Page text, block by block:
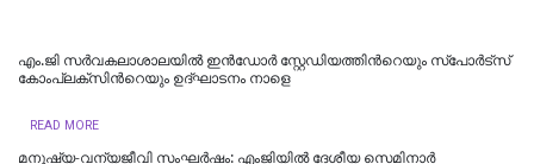
എം.ജി സർവകലാശാലയിൽ ഇൻഡോർ സ്റ്റേഡിയത്തിന്‍റെയും സ്‌പോർട്‌സ്
കോംപ്ലക്‌സിന്‍റെയും ഉദ്ഘാടനം നാളെ
READ MORE
മനുഷ്യ-വന്യജീവി സംഘർഷം: എംജിയിൽ ദേശീയ സെമിനാർ